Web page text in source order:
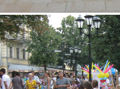
img_2954.jpg